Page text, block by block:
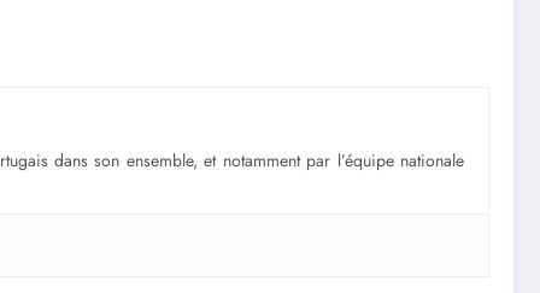
dans son ensemble, et notamment par l’équipe nationale